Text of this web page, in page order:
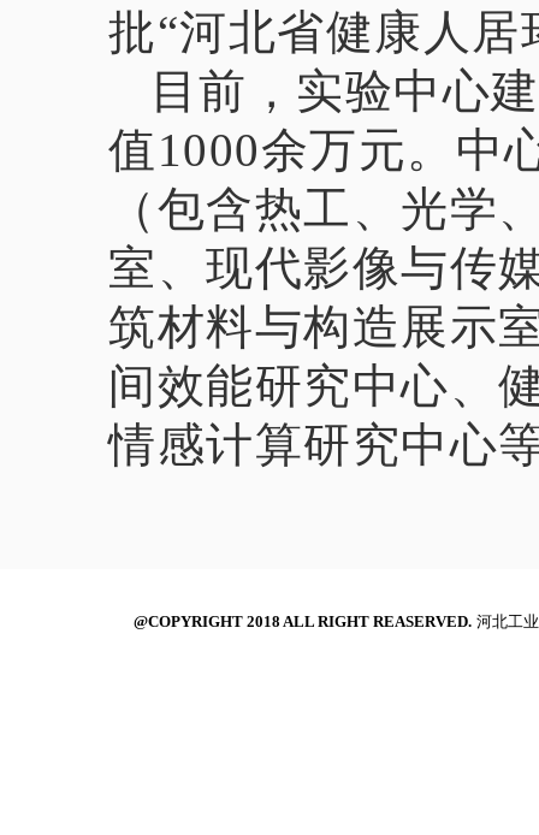
批“河北省健康人
目前，实验中心
值1000余万元。中
（包含热工、光学
室、现代影像与传
筑材料与构造展示
间效能研究中心、
情感计算研究中心
@COPYRIGHT 2018 ALL RIGHT REASERVED. 河北工